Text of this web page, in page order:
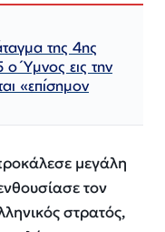
της 4ης
Ύμνος εις την
«επίσημον
μεγάλη
τον
στρατός,